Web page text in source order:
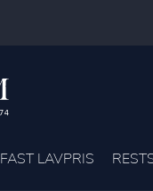
FAST LAVPRIS